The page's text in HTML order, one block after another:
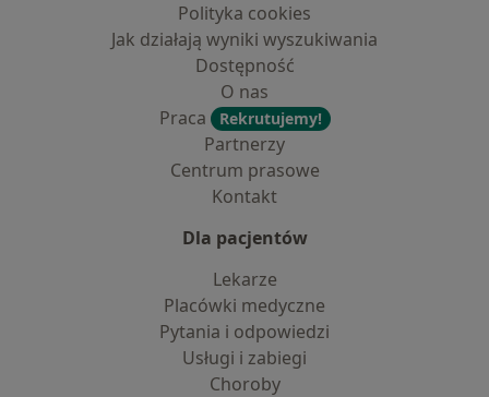
Polityka cookies
Jak działają wyniki wyszukiwania
Dostępność
O nas
Praca
Rekrutujemy!
Partnerzy
Centrum prasowe
Kontakt
Dla pacjentów
Lekarze
Placówki medyczne
Pytania i odpowiedzi
Usługi i zabiegi
Choroby